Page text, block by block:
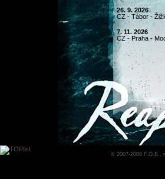
26. 9. 2026
CZ - Tábor -
7. 11. 2026
CZ - Praha -
© 2007-2008 F.O.B.,